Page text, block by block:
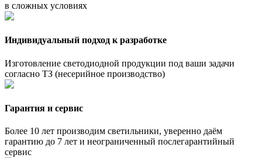
в сложных условиях
Индивидуальный подход к разработке
Изготовление светодиодной продукции под ваши задачи
согласно ТЗ (несерийное производство)
Гарантия и сервис
Более 10 лет производим светильники, уверенно даём
гарантию до 7 лет и неограниченный послегарантийный
сервис